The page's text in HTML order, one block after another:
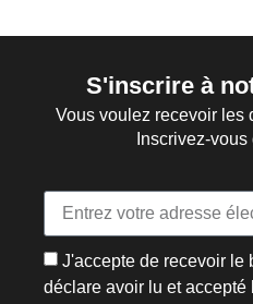
S'inscrire à
Vous voulez recevoir les
Inscrivez-
J'accepte de recevoir le
déclare avoir lu et accepté